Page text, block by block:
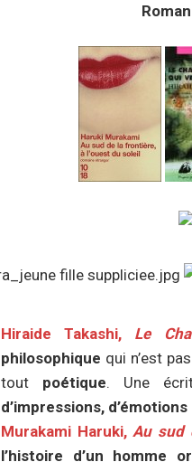
Hiraide Takashi, Le
philosophique qui n’est
tout poétique. Une
d’impressions,
Murakami Haruki, Au sud
l’histoire d’un homme